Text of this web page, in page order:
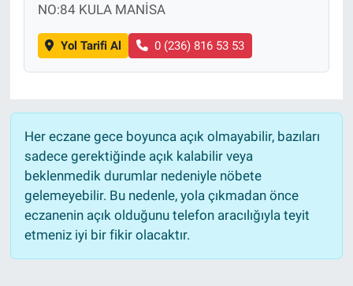
NO:84 KULA MANİSA
Yol Tarifi Al 0 (236) 816 53 53
Her eczane gece boyunca açık olmayabilir, bazıları
sadece gerektiğinde açık kalabilir veya
beklenmedik durumlar nedeniyle nöbete
gelemeyebilir. Bu nedenle, yola çıkmadan önce
eczanenin açık olduğunu telefon aracılığıyla teyit
etmeniz iyi bir fikir olacaktır.